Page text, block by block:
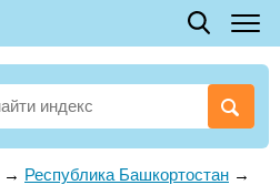
→ Республика Башкортостан →